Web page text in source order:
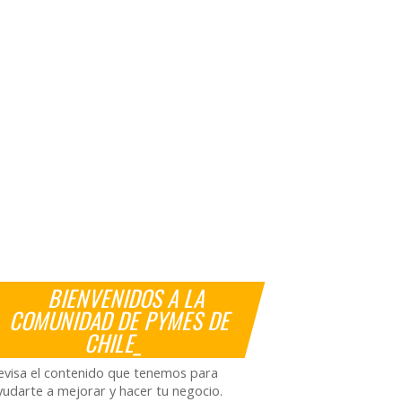
BIENVENIDOS A LA
COMUNIDAD DE PYMES DE
CHILE_
el contenido que tenemos para
a mejorar y hacer tu negocio.